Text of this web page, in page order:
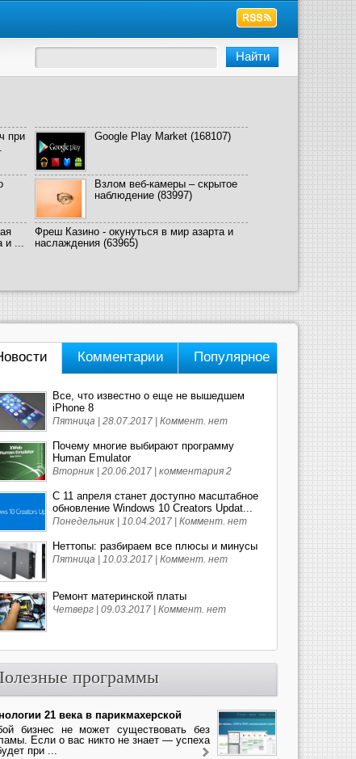
при
Google Play Market (168107)
Взлом веб-камеры – скрытое
наблюдение (83997)
и ...
Фреш Казино - окунуться в мир азарта и
наслаждения (63965)
Комментарии Популярное
Все, что известно о еще не вышедшем
iPhone 8
Пятница | 28.07.2017 | Коммент. нет
Почему многие выбирают программу
Human Emulator
Вторник | 20.06.2017 | комментария 2
С 11 апреля станет доступно масштабное
обновление Windows 10 Creators Updat...
Понедельник | 10.04.2017 | Коммент. нет
Неттопы: разбираем все плюсы и минусы
Пятница | 10.03.2017 | Коммент. нет
Ремонт материнской платы
Четверг | 09.03.2017 | Коммент. нет
программы
21 века в парикмахерской
бизнес не может существовать без
Если о вас никто не знает — успеха
при ...